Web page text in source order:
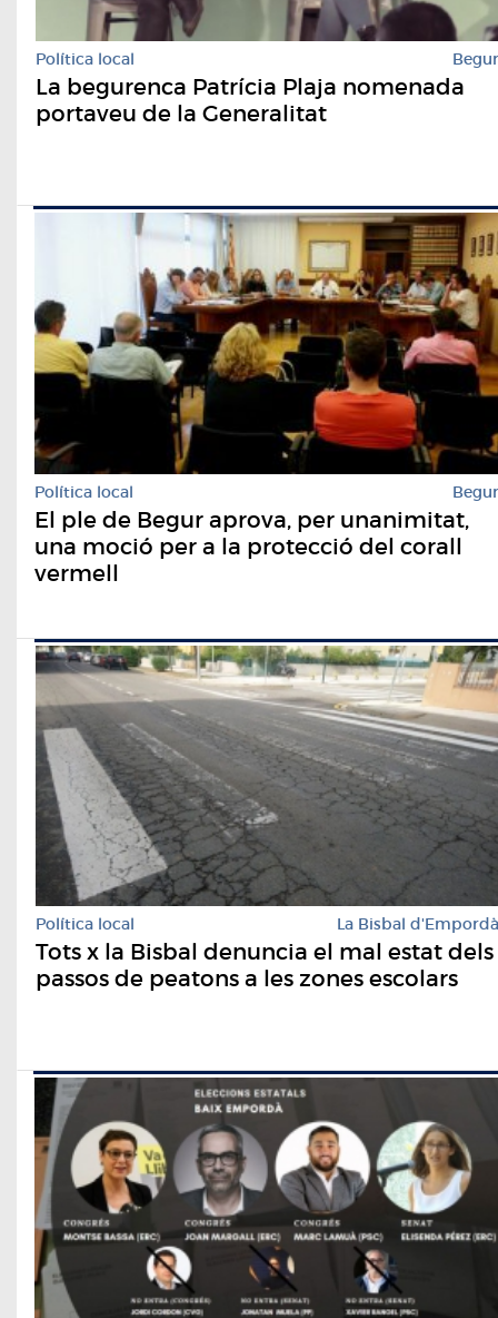
Política local Begur
La begurenca Patrícia Plaja nomenada
portaveu de la Generalitat
Política local Begur
El ple de Begur aprova, per unanimitat,
una moció per a la protecció del corall
vermell
Política local La Bisbal d'Empordà
Tots x la Bisbal denuncia el mal estat dels
passos de peatons a les zones escolars